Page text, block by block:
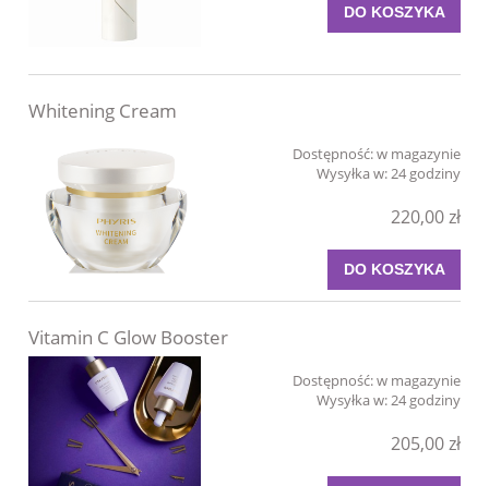
DO KOSZYKA
Whitening Cream
Dostępność:w magazynie
Wysyłka w:24 godziny
220,00 zł
DO KOSZYKA
Vitamin C Glow Booster
Dostępność:w magazynie
Wysyłka w:24 godziny
205,00 zł